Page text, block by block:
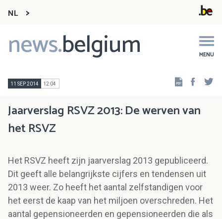
NL
news.belgium MENU
Main
navigation
11 SEP 2014 12:04
Jaarverslag RSVZ 2013: De werven van
het RSVZ
Het RSVZ heeft zijn jaarverslag 2013 gepubliceerd.
Dit geeft alle belangrijkste cijfers en tendensen uit
2013 weer. Zo heeft het aantal zelfstandigen voor
het eerst de kaap van het miljoen overschreden. Het
aantal gepensioneerden en gepensioneerden die als